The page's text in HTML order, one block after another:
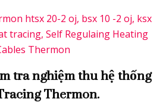
tra nghiệm thu hệ thống
Thermon.